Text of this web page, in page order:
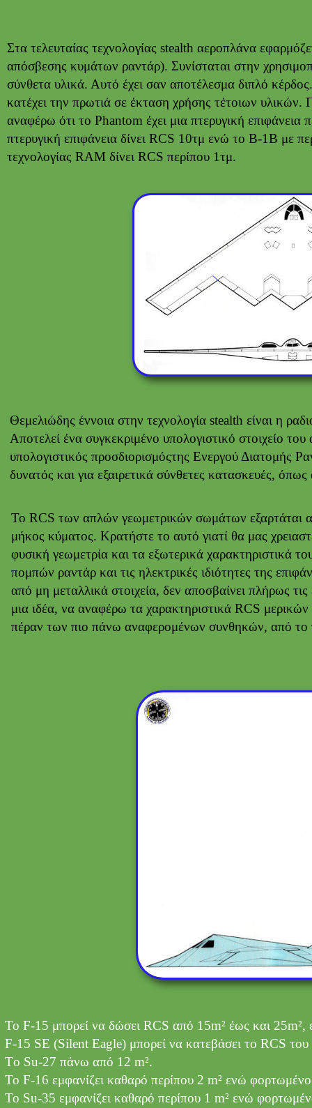
Θεμελιώδης έννοια στην τεχνολογία stealth είναι η
Αποτελεί ένα συγκεκριμένο υπολογιστικό στοιχείο
υπολογιστικός προσδιορισμόςτης Ενεργού Διατομής
δυνατός και για εξαιρετικά σύνθετες κατασκευές,
Το F-15 μπορεί να δώσει RCS από 15m² έως και 25m²,
F-15 SE (Silent Eagle) μπορεί να κατεβάσει το RCS
Tο Su-27 πάνω από 12 m².
Το F-16 εμφανίζει καθαρό περίπου 2 m² ενώ
Το Su-35 εμφανίζει καθαρό περίπου 1 m² ενώ
Στα τελευταίας τεχνολογίας stealth αεροπλάνα
απόσβεσης κυμάτων ραντάρ). Συνίσταται στην
σύνθετα υλικά. Αυτό έχει σαν αποτέλεσμα διπλό
κατέχει την πρωτιά σε έκταση χρήσης τέτοιων
αναφέρω ότι το Phantom έχει μια πτερυγική
πτερυγική επιφάνεια δίνει RCS 10τμ ενώ το Β-1Β με
τεχνολογίας RAM δίνει RCS περίπου 1τμ.
Το RCS των απλών γεωμετρικών σωμάτων εξαρτάται
μήκος κύματος. Κρατήστε το αυτό γιατί θα μας
φυσική γεωμετρία και τα εξωτερικά χαρακτηριστικά
πομπών ραντάρ και τις ηλεκτρικές ιδιότητες της
από μη μεταλλικά στοιχεία, δεν αποσβαίνει πλήρως
μια ιδέα, να αναφέρω τα χαρακτηριστικά RCS
πέραν των πιο πάνω αναφερομένων συνθηκών, από